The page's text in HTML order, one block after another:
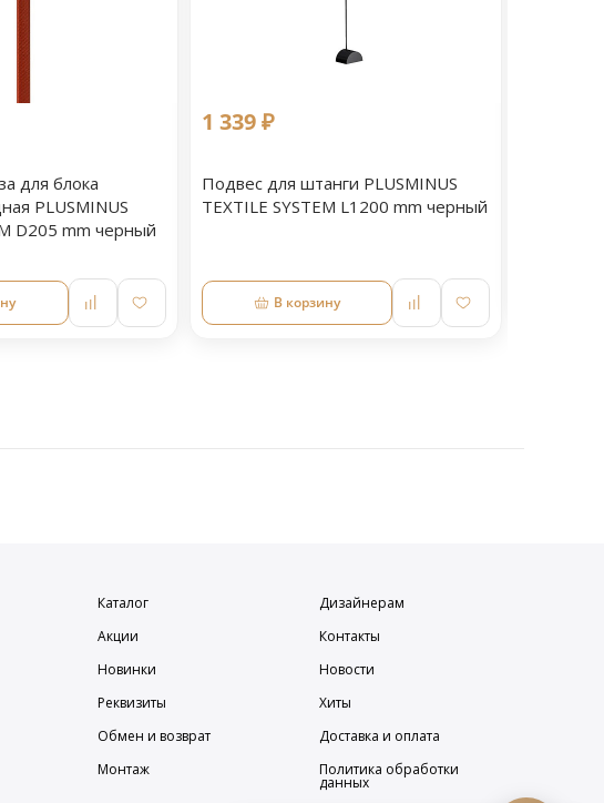
для блока
PLUSMINUS
D205 mm черный
1 339 ₽
Подвес для штанги PLUSMINUS
TEXTILE SYSTEM L1200 mm черный
В корзину
Каталог
Дизайнерам
Акции
Контакты
Новинки
Новости
Реквизиты
Хиты
Обмен и возврат
Доставка и оплата
Монтаж
Политика обработки
данных